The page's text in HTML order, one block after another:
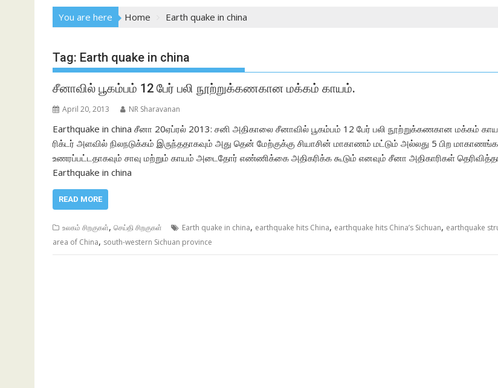
You are here Home Earth quake in china
Tag: Earth quake in china
சீனாவில் பூகம்பம் 12 பேர் பலி நூற்றுக்கணகான மக்கம் காயம்.
April 20, 2013 NR Sharavanan
Earthquake in china சீனா 20ஏப்ரல் 2013: சனி அதிகாலை சீனாவில் பூகம்பம் 12 பேர் பலி நூற்றுக்கணகான மக்கம்
ரிக்டர் அளவில் நிலநடுக்கம் இருந்ததாகவும் அது தென் மேற்குக்கு சியாசின் மாகாணம் மட்டும் அல்லது 5 பிற
உணரப்பட்டதாகவும் சாவு மற்றும் காயம் அடைதோர் எண்ணிக்கை அதிகரிக்க கூடும் எனவும் சீனா அதிகாரிகள்
Earthquake in china
READ MORE
உலகம் சிறகுகள், செய்தி சிறகுகள் Earth quake in china, earthquake hits China, earthquake hits China’s Sichuan, earthquake
area of China, south-western Sichuan province